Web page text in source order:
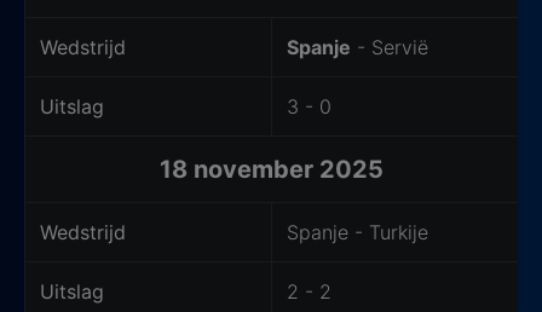
Wedstrijd Spanje - Servië
Uitslag 3 - 0
18 november 2025
Wedstrijd Spanje - Turkije
Uitslag 2 - 2